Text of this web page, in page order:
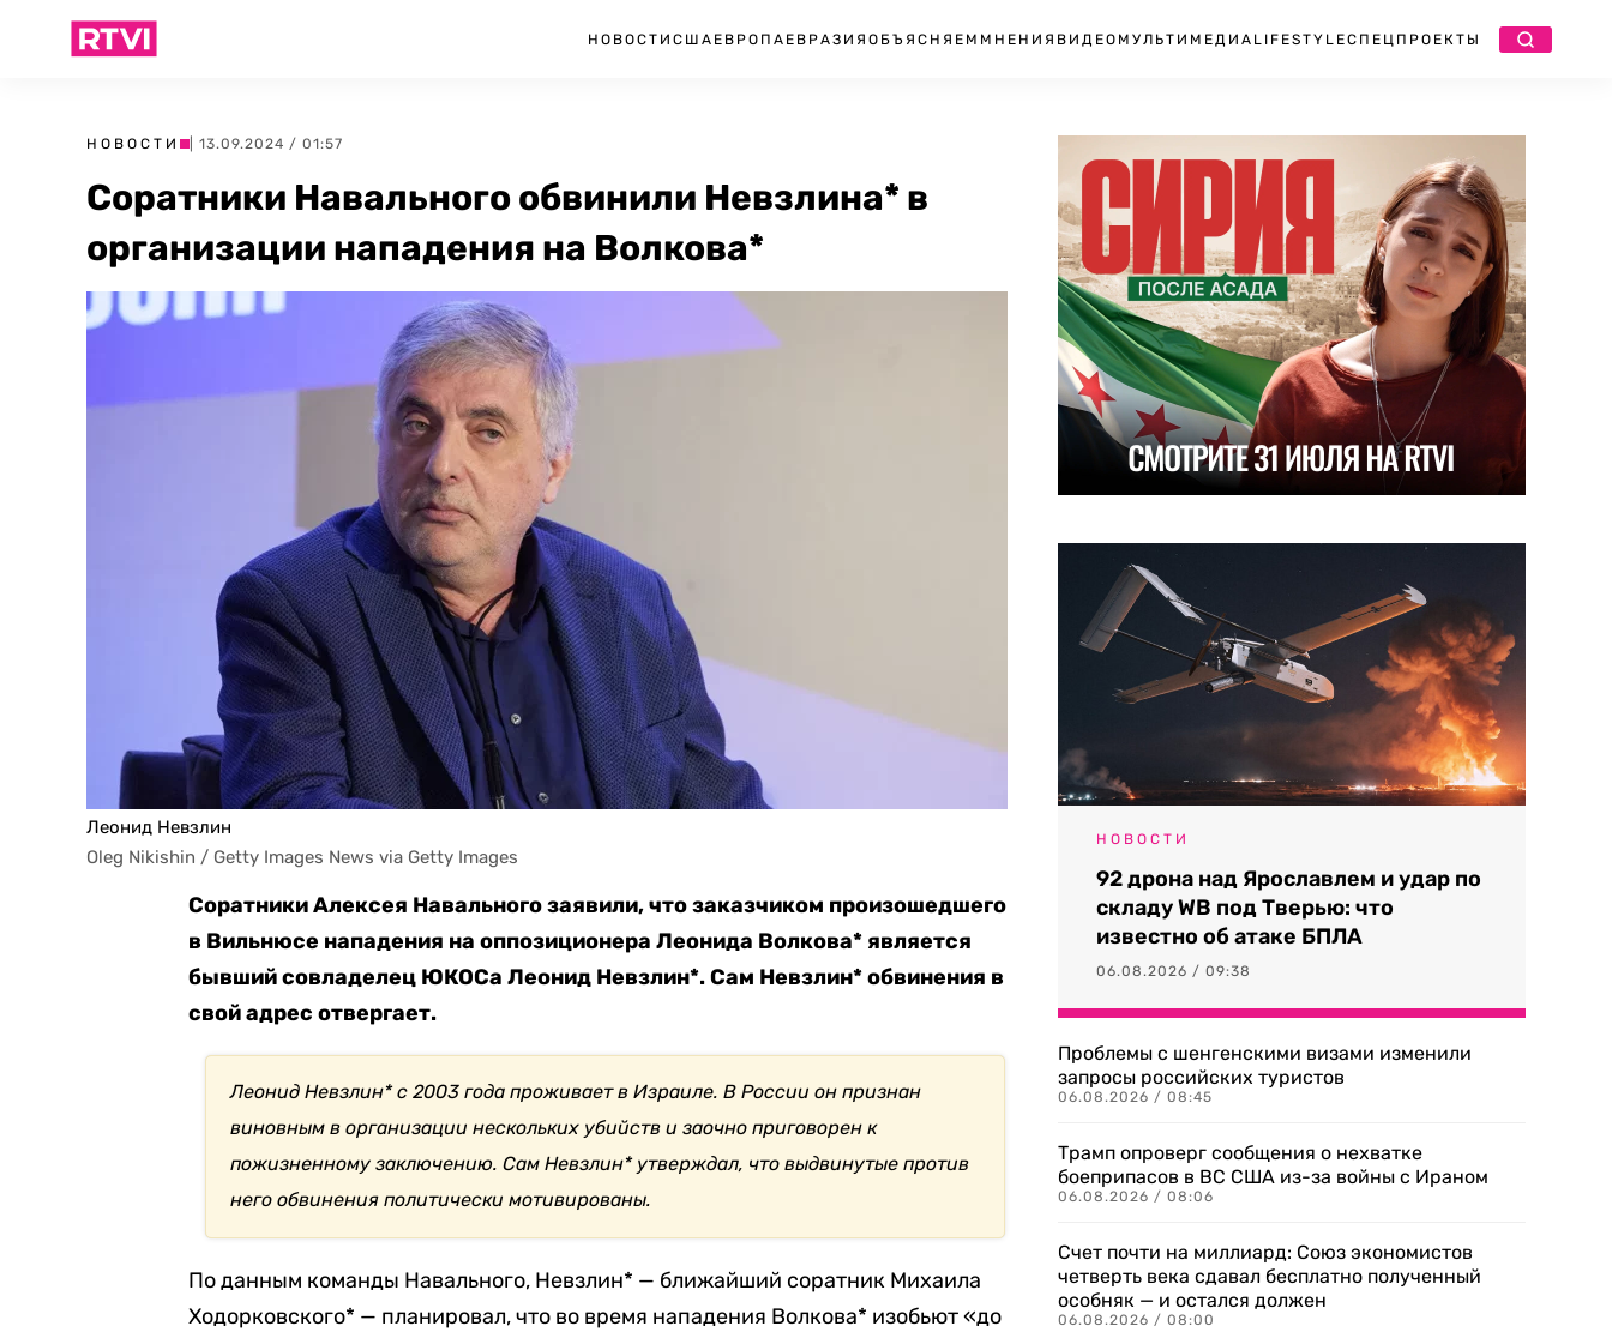
НОВОСТИ США ЕВРОПА ЕВРАЗИЯ ОБЪЯСНЯЕМ МНЕНИЯ ВИДЕО МУЛЬТИМЕДИА LIFESTYLEСПЕЦПРОЕКТЫ
НОВОСТИ | 13.09.2024 / 01:57
Соратники Навального обвинили Невзлина* в
организации нападения на Волкова*
Леонид Невзлин
Oleg Nikishin / Getty Images News via Getty Images
Соратники Алексея Навального заявили, что заказчиком произошедшего
в Вильнюсе нападения на оппозиционера Леонида Волкова* является
бывший совладелец ЮКОСа Леонид Невзлин*. Сам Невзлин* обвинения в
свой адрес отвергает.
Леонид Невзлин* с 2003 года проживает в Израиле. В России он признан
виновным в организации нескольких убийств и заочно приговорен к
пожизненному заключению. Сам Невзлин* утверждал, что выдвинутые против
него обвинения политически мотивированы.
По данным команды Навального, Невзлин* — ближайший соратник Михаила
Ходорковского* — планировал, что во время нападения Волкова* изобьют «до
НОВОСТИ
92 дрона над Ярославлем и удар по
складу WB под Тверью: что
известно об атаке БПЛА
06.08.2026 / 09:38
Проблемы с шенгенскими визами изменили
запросы российских туристов
06.08.2026 / 08:45
Трамп опроверг сообщения о нехватке
боеприпасов в ВС США из-за войны с Ираном
06.08.2026 / 08:06
Счет почти на миллиард: Союз экономистов
четверть века сдавал бесплатно полученный
особняк — и остался должен
06.08.2026 / 08:00